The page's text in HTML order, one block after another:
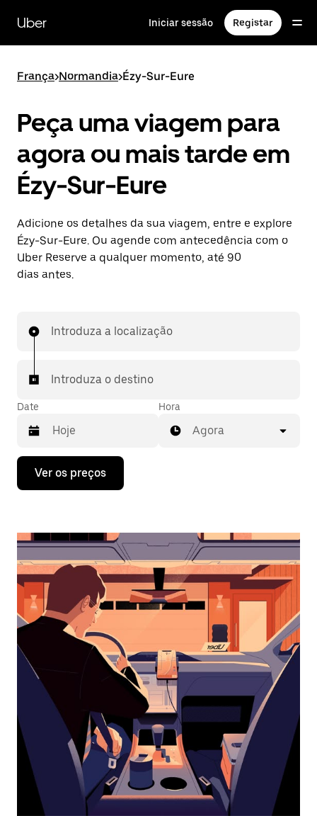
para
conteúdo
Uber Iniciar sessão Registar
França>Normandia>Ézy-Sur-Eure
Peça uma viagem para
agora ou mais tarde em
Ézy-Sur-Eure
Adicione os detalhes da sua viagem, entre e explore
Ézy-Sur-Eure. Ou agende com antecedência com o
Uber Reserve a qualquer momento, até 90
dias antes.
Introduza a localização
Introduza o destino
Date
Prima
tecla
interagir
o
calendário
selecionar
uma
data.
Prima
o
botão
o
calendário.
Hora
Agora
Ver os preços